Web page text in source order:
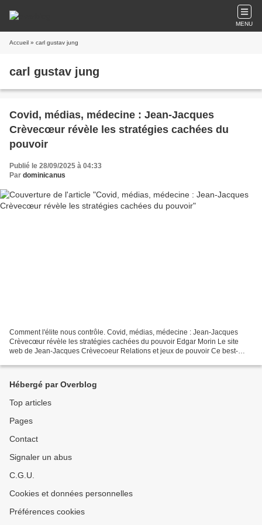
MENU
Accueil » carl gustav jung
carl gustav jung
Covid, médias, médecine : Jean-Jacques
Crèvecœur révèle les stratégies cachées du
pouvoir
Publié le 28/09/2025 à 04:33
Par dominicanus
Comment l'élite nous contrôle. Covid, médias, médecine : Jean-Jacques
Crèvecœur révèle les stratégies cachées du pouvoir Edgar Morin Le site
web de Jean-Jacques Crèvecoeur Relations et jeux de pouvoir Ce best-
Hébergé par Overblog
Top articles
Pages
Contact
Signaler un abus
C.G.U.
Cookies et données personnelles
Préférences cookies